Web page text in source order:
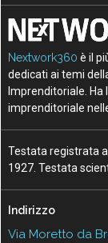
Nextwork360 è il
dedicati ai temi
Imprenditoriale.
imprenditoriale
Testata registrata
1927. Testata
Indirizzo
Via Moretto da